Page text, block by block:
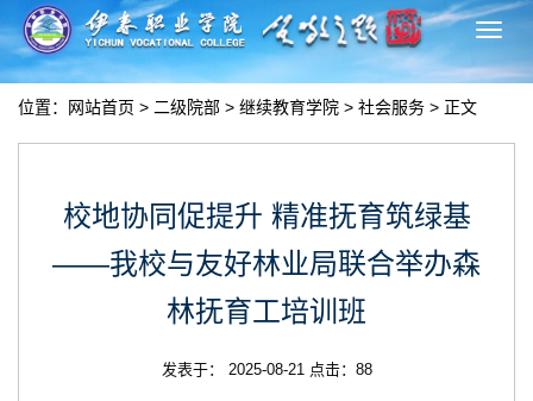
切
换
位置： 网站首页 > 二级院部 > 继续教育学院 > 社会服务 > 正文
校地协同促提升 精准抚育筑绿基
——我校与友好林业局联合举办森
林抚育工培训班
发表于： 2025-08-21 点击： 88